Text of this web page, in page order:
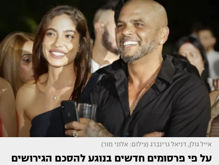
אייל גולן, דניאל גרינברג (צילום: אלוני מור)
על פי פרסומים חדשים בנוגע להסכם הגירושים